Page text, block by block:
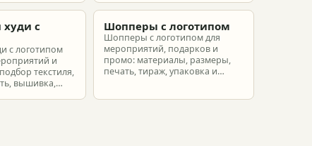
партнеров и сотрудников.
с
с логотипом
и
текстиля,
вышивка,
Шопперы с логотипом
Шопперы с логотипом для
мероприятий, подарков и
промо: материалы, размеры,
печать, тираж, упаковка и